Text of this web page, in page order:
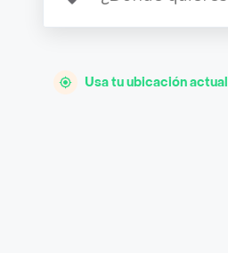
Usa tu ubicación actual